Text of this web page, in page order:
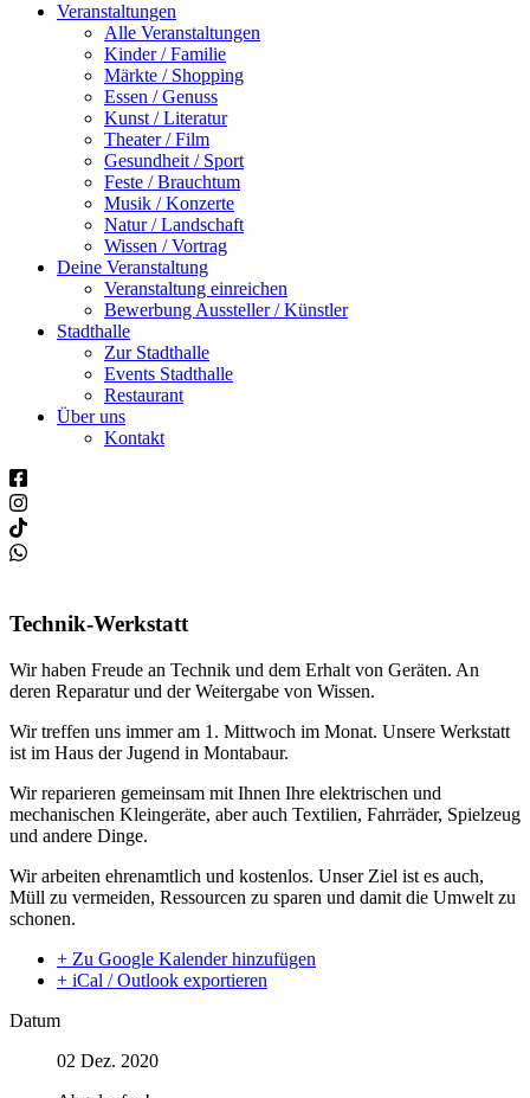
Veranstaltungen
Alle Veranstaltungen
Kinder / Familie
Märkte / Shopping
Essen / Genuss
Kunst / Literatur
Theater / Film
Gesundheit / Sport
Feste / Brauchtum
Musik / Konzerte
Natur / Landschaft
Wissen / Vortrag
Deine Veranstaltung
Veranstaltung einreichen
Bewerbung Aussteller / Künstler
Stadthalle
Zur Stadthalle
Events Stadthalle
Restaurant
Über uns
Kontakt
Technik-Werkstatt
Wir haben Freude an Technik und dem Erhalt von Geräten. An
deren Reparatur und der Weitergabe von Wissen.
Wir treffen uns immer am 1. Mittwoch im Monat. Unsere Werkstatt
ist im Haus der Jugend in Montabaur.
Wir reparieren gemeinsam mit Ihnen Ihre elektrischen und
mechanischen Kleingeräte, aber auch Textilien, Fahrräder, Spielzeug
und andere Dinge.
Wir arbeiten ehrenamtlich und kostenlos. Unser Ziel ist es auch,
Müll zu vermeiden, Ressourcen zu sparen und damit die Umwelt zu
schonen.
+ Zu Google Kalender hinzufügen
+ iCal / Outlook exportieren
Datum
02 Dez. 2020